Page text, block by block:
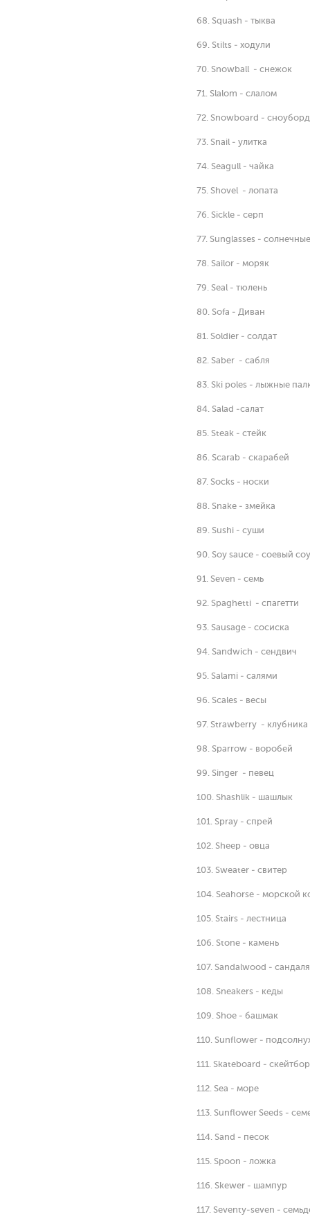
68. Squash - тыква
69. Stilts - ходули
70. Snowball - снежок
71. Slalom - слалом
72. Snowboard - сноуборд
73. Snail - улитка
74. Seagull - чайка
75. Shovel - лопата
76. Sickle - серп
77. Sunglasses -
78. Sailor - моряк
79. Seal - тюлень
80. Sofa - Диван
81. Soldier - солдат
82. Saber - сабля
83. Ski poles - лыжные
84. Salad -салат
85. Steak - стейк
86. Scarab - скарабей
87. Socks - носки
88. Snake - змейка
89. Sushi - суши
90. Soy sauce - соевый
91. Seven - семь
92. Spaghetti - спагетти
93. Sausage - сосиска
94. Sandwich - сендвич
95. Salami - салями
96. Scales - весы
97. Strawberry - клубника
98. Sparrow - воробей
99. Singer - певец
100. Shashlik - шашлык
101. Spray - спрей
102. Sheep - овца
103. Sweater - свитер
104. Seahorse - морской
105. Stairs - лестница
106. Stone - камень
107. Sandalwood - сандаля
108. Sneakers - кеды
109. Shoe - башмак
110. Sunflower -
111. Skateboard -
112. Sea - море
113. Sunflower Seeds -
114. Sand - песок
115. Spoon - ложка
116. Skewer - шампур
117. Seventy-seven -